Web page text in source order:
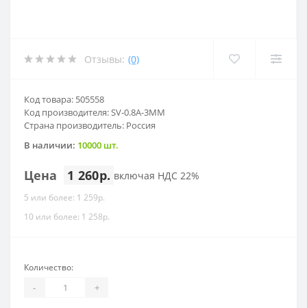
Отзывы: (0)
Код товара: 505558
Код производителя: SV-0.8A-3MM
Страна производитель: Россия
В наличии: 10000 шт.
Цена 1 260р. включая НДС 22%
5 или более: 1 259р.
10 или более: 1 258р.
Количество:
- +